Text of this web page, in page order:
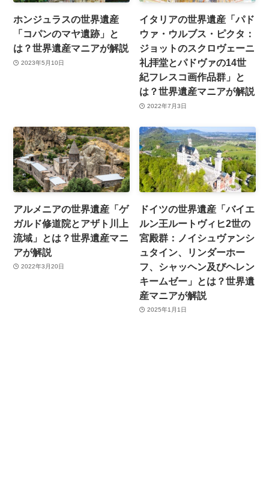
ホンジュラスの世界遺産
「コパンのマヤ遺跡」と
は？世界遺産マニアが解説
2023年5月10日
イタリアの世界遺産「パド
ウァ・ウルブス・ピクタ：
ジョットのスクロヴェーニ
礼拝堂とパドヴァの14世
紀フレスコ画作品群」と
は？世界遺産マニアが解説
2022年7月3日
アルメニアの世界遺産「ゲ
ガルド修道院とアザト川上
流域」とは？世界遺産マニ
アが解説
2022年3月20日
ドイツの世界遺産「バイエ
ルン王ルートヴィヒ2世の
宮殿群：ノイシュヴァンシ
ュタイン、リンダーホー
フ、シャッヘン及びヘレン
キームゼー」とは？世界遺
産マニアが解説
2025年1月1日